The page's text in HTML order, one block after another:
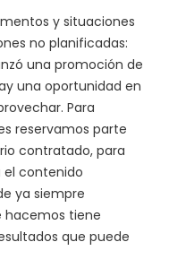
y situaciones
no planificadas:
una promoción de
una oportunidad en
Para
reservamos parte
contratado, para
contenido
ya siempre
hacemos tiene
que puede